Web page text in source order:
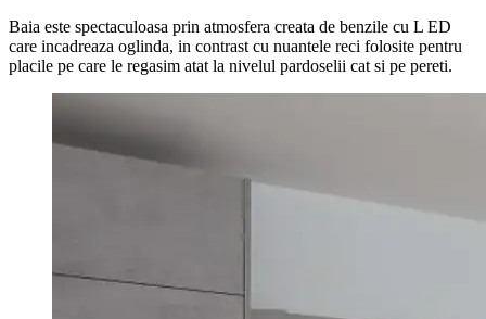
Baia este spectaculoasa prin atmosfera creata de benzile cu L ED
care incadreaza oglinda, in contrast cu nuantele reci folosite pentru
placile pe care le regasim atat la nivelul pardoselii cat si pe pereti.